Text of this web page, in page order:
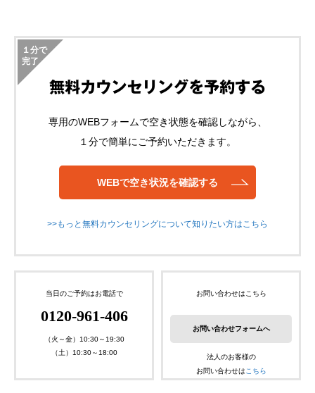
１分で
完了
無料カウンセリングを予約する
専用のWEBフォームで空き状態を確認しながら、
１分で簡単にご予約いただきます。
WEBで空き状況を確認する
>>もっと無料カウンセリングについて知りたい方はこちら
当日のご予約はお電話で
0120-961-406
（火～金）10:30～19:30
（土）10:30～18:00
お問い合わせはこちら
お問い合わせフォームへ
法人のお客様の
お問い合わせは こちら